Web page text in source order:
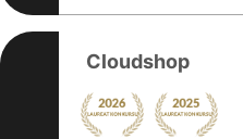
Cloudshop